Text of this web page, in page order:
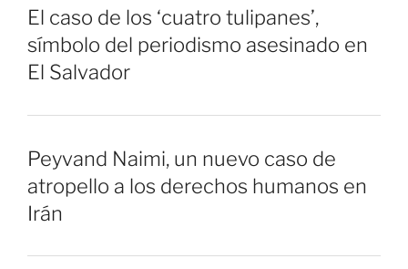
El caso de los ‘cuatro tulipanes’,
símbolo del periodismo asesinado en
El Salvador
Peyvand Naimi, un nuevo caso de
atropello a los derechos humanos en
Irán